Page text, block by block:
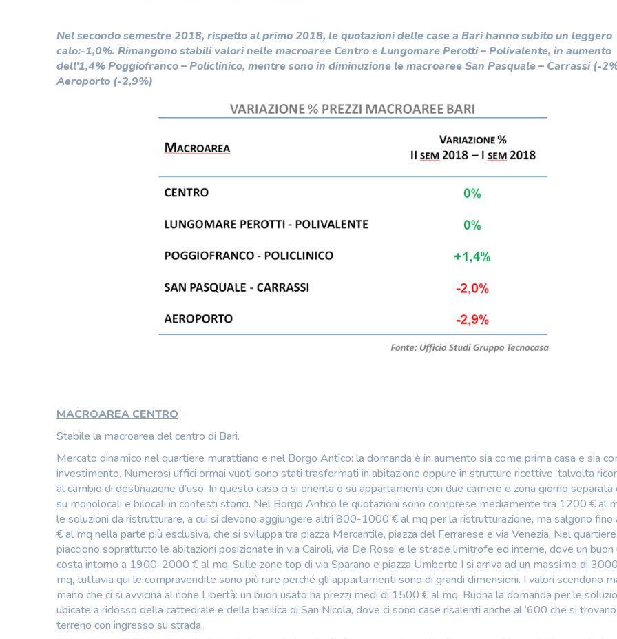
Nel secondo semestre 2018, rispetto al primo 2018, le quotazioni delle case a Bari hanno subito un leggero
calo:-1,0%. Rimangono stabili valori nelle macroaree Centro e Lungomare Perotti – Polivalente, in aumento
dell’1,4% Poggiofranco – Policlinico, mentre sono in diminuzione le macroaree San Pasquale – Carrassi (-
Aeroporto (-2,9%)
MACROAREA CENTRO
Stabile la macroarea del centro di Bari.
Mercato dinamico nel quartiere murattiano e nel Borgo Antico: la domanda è in aumento sia come prima casa e sia
investimento. Numerosi uffici ormai vuoti sono stati trasformati in abitazione oppure in strutture ricettive, talvolta
al cambio di destinazione d’uso. In questo caso ci si orienta o su appartamenti con due camere e zona giorno separata
su monolocali e bilocali in contesti storici. Nel Borgo Antico le quotazioni sono comprese mediamente tra 1200 € al
le soluzioni da ristrutturare, a cui si devono aggiungere altri 800-1000 € al mq per la ristrutturazione, ma salgono
€ al mq nella parte più esclusiva, che si sviluppa tra piazza Mercantile, piazza del Ferrarese e via Venezia. Nel quartiere
piacciono soprattutto le abitazioni posizionate in via Cairoli, via De Rossi e le strade limitrofe ed interne, dove un
costa intorno a 1900-2000 € al mq. Sulle zone top di via Sparano e piazza Umberto I si arriva ad un massimo di
mq, tuttavia qui le compravendite sono più rare perché gli appartamenti sono di grandi dimensioni. I valori scendono
mano che ci si avvicina al rione Libertà: un buon usato ha prezzi medi di 1500 € al mq. Buona la domanda per le
ubicate a ridosso della cattedrale e della basilica di San Nicola, dove ci sono case risalenti anche al ‘600 che si
terreno con ingresso su strada.